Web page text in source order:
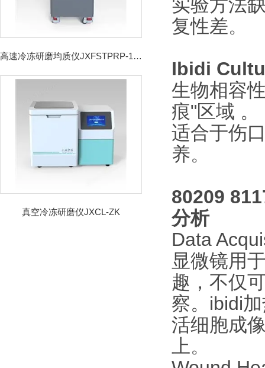
高速冷冻研磨均质仪JXFSTPRP-192CL
真空冷冻研磨仪JXCL-ZK
实验方法
复性差。
Ibidi
生物相容
痕"区域 。
适合于伤
养。
80209
分析
Data
显微镜用
趣，不仅
察。ibidi
活细胞成
上。